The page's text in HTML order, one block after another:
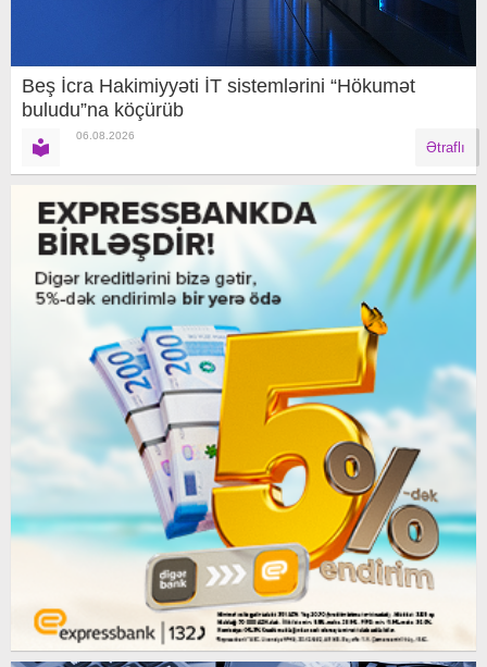
Beş İcra Hakimiyyəti İT sistemlərini “Hökumət
buludu”na köçürüb
06.08.2026
Ətraflı